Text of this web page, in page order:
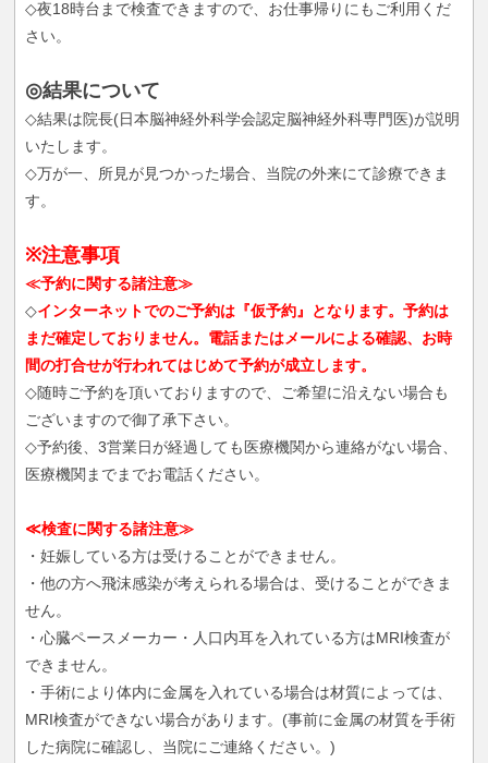
◇夜18時台まで検査できますので、お仕事帰りにもご利用くだ
さい。
◎結果について
◇結果は院長(日本脳神経外科学会認定脳神経外科専門医)が説明
いたします。
◇万が一、所見が見つかった場合、当院の外来にて診療できま
す。
※注意事項
≪予約に関する諸注意≫
◇インターネットでのご予約は『仮予約』となります。予約は
まだ確定しておりません。電話またはメールによる確認、お時
間の打合せが行われてはじめて予約が成立します。
◇随時ご予約を頂いておりますので、ご希望に沿えない場合も
ございますので御了承下さい。
◇予約後、3営業日が経過しても医療機関から連絡がない場合、
医療機関までまでお電話ください。
≪検査に関する諸注意≫
・妊娠している方は受けることができません。
・他の方へ飛沫感染が考えられる場合は、受けることができま
せん。
・心臓ペースメーカー・人口内耳を入れている方はMRI検査が
できません。
・手術により体内に金属を入れている場合は材質によっては、
MRI検査ができない場合があります。(事前に金属の材質を手術
した病院に確認し、当院にご連絡ください。)